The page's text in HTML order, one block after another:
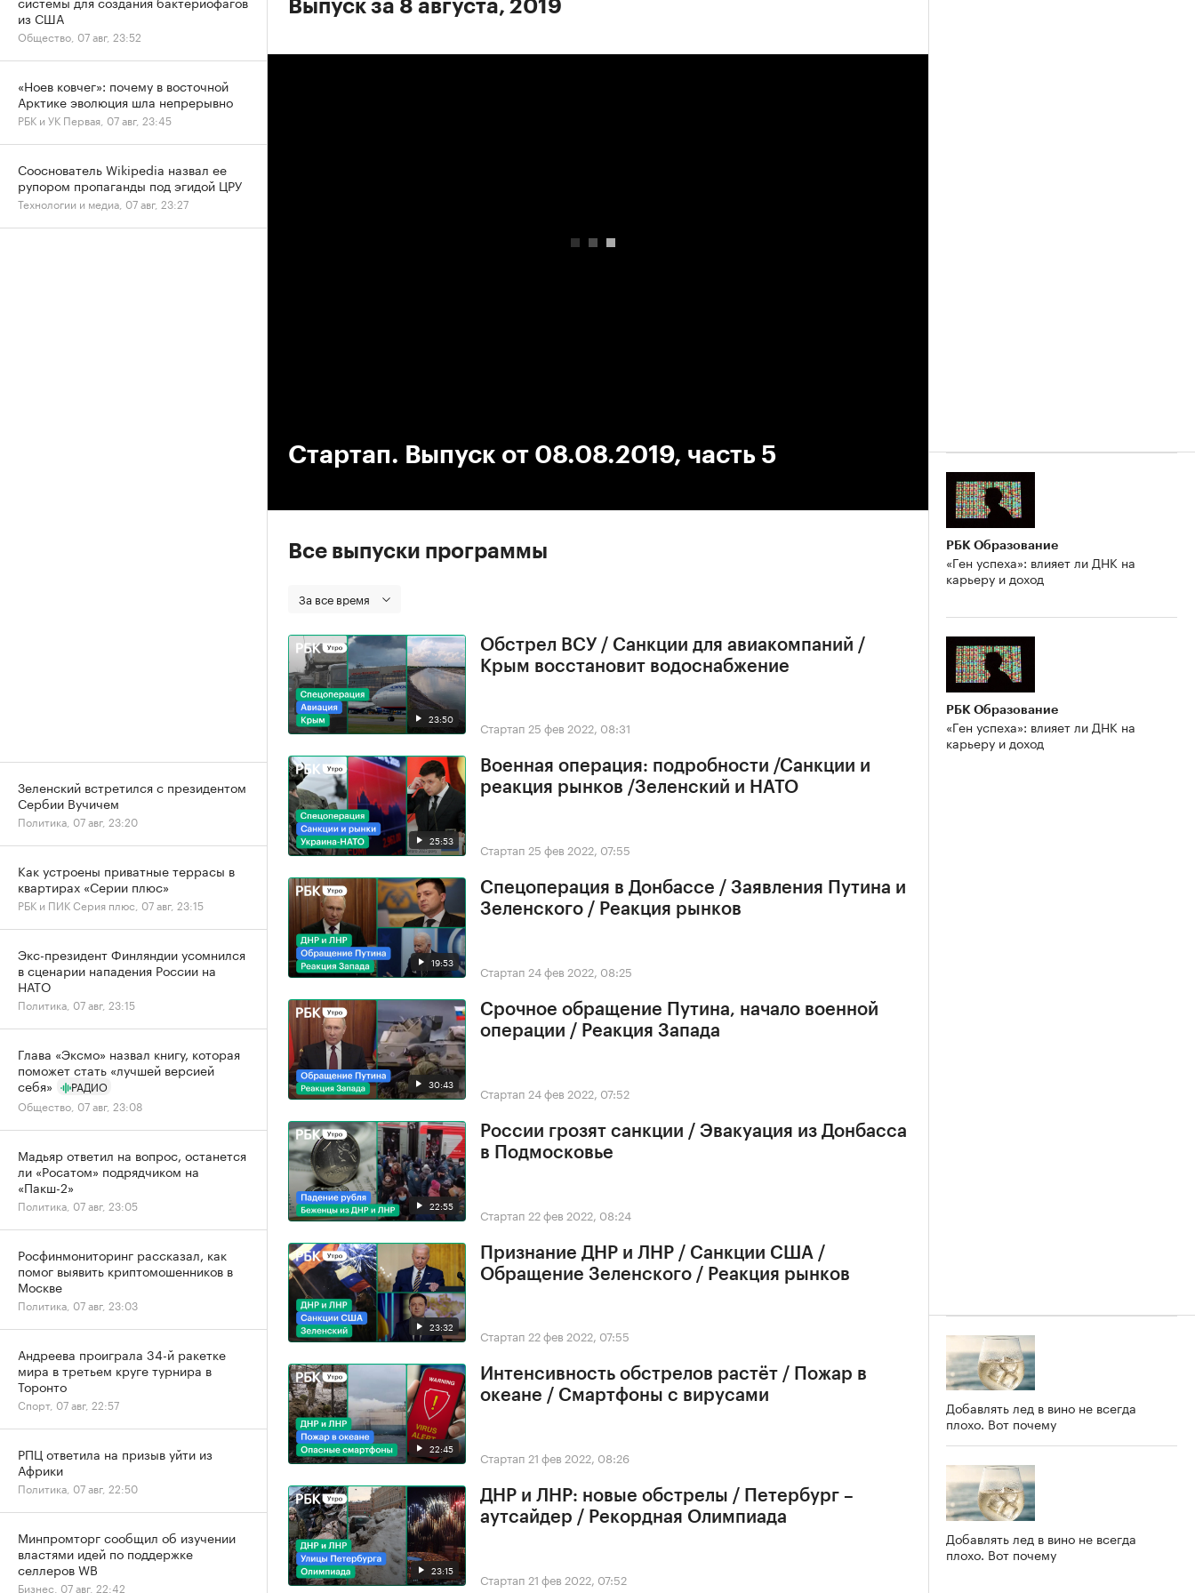
Выпуск за 8 августа, 2019
Стартап. Выпуск от 08.08.2019, часть 5
Все выпуски программы
За все время
23:50
Обстрел ВСУ / Санкции для авиакомпаний /
Крым восстановит водоснабжение
Стартап 25 фев 2022, 08:31
25:53
Военная операция: подробности /Санкции и
реакция рынков /Зеленский и НАТО
Стартап 25 фев 2022, 07:55
19:53
Спецоперация в Донбассе / Заявления Путина и
Зеленского / Реакция рынков
Стартап 24 фев 2022, 08:25
30:43
Срочное обращение Путина, начало военной
операции / Реакция Запада
Стартап 24 фев 2022, 07:52
22:55
России грозят санкции / Эвакуация из Донбасса
в Подмосковье
Стартап 22 фев 2022, 08:24
23:32
Признание ДНР и ЛНР / Санкции США /
Обращение Зеленского / Реакция рынков
Стартап 22 фев 2022, 07:55
22:45
Интенсивность обстрелов растёт / Пожар в
океане / Смартфоны с вирусами
Стартап 21 фев 2022, 08:26
23:15
ДНР и ЛНР: новые обстрелы / Петербург –
аутсайдер / Рекордная Олимпиада
Стартап 21 фев 2022, 07:52
РБК Образование
«Ген успеха»: влияет ли ДНК на
карьеру и доход
РБК Образование
«Ген успеха»: влияет ли ДНК на
карьеру и доход
Добавлять лед в вино не всегда
плохо. Вот почему
Добавлять лед в вино не всегда
плохо. Вот почему
из США
Общество, 07 авг, 23:52
«Ноев ковчег»: почему в восточной
Арктике эволюция шла непрерывно
РБК и УК Первая, 07 авг, 23:45
Сооснователь Wikipedia назвал ее
рупором пропаганды под эгидой ЦРУ
Технологии и медиа, 07 авг, 23:27
Зеленский встретился с президентом
Сербии Вучичем
Политика, 07 авг, 23:20
Как устроены приватные террасы в
квартирах «Серии плюс»
РБК и ПИК Серия плюс, 07 авг, 23:15
Экс-президент Финляндии усомнился
в сценарии нападения России на
НАТО
Политика, 07 авг, 23:15
Глава «Эксмо» назвал книгу, которая
поможет стать «лучшей версией
себя»
РАДИО
Общество, 07 авг, 23:08
Мадьяр ответил на вопрос, останется
ли «Росатом» подрядчиком на
«Пакш-2»
Политика, 07 авг, 23:05
Росфинмониторинг рассказал, как
помог выявить криптомошенников в
Москве
Политика, 07 авг, 23:03
Андреева проиграла 34-й ракетке
мира в третьем круге турнира в
Торонто
Спорт, 07 авг, 22:57
РПЦ ответила на призыв уйти из
Африки
Политика, 07 авг, 22:50
Минпромторг сообщил об изучении
властями идей по поддержке
селлеров WB
Бизнес, 07 авг, 22:42